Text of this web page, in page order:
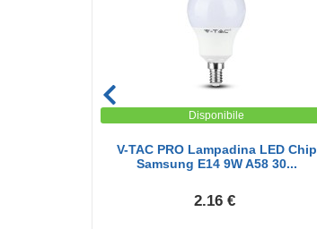
Disponibile
V-TAC PRO Lampadina LED Chip
Samsung E14 9W A58 30...
2.16 €